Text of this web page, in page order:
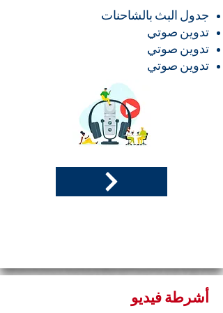
جدول البث بالشاحنات
تدوين صوتي
تدوين صوتي
تدوين صوتي
أشرطة فيديو